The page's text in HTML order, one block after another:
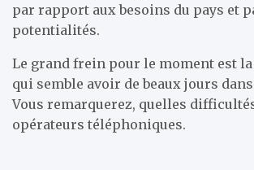
par rapport aux besoins du pays et
potentialités.
Le grand frein pour le moment est
qui semble avoir de beaux jours
Vous remarquerez, quelles
opérateurs téléphoniques.